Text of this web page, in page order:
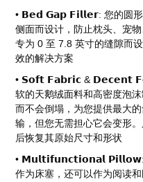
• 𝗕𝗲𝗱 𝗚𝗮𝗽 𝗙𝗶𝗹𝗹𝗲𝗿: 您的圆
侧面而设计，防止枕头、宠
专为 0 至 7.8 英寸的缝隙而
效的解决方案
• 𝗦𝗼𝗳𝘁 𝗙𝗮𝗯𝗿𝗶𝗰 & 𝗗𝗲𝗰𝗲𝗻𝘁
软的天鹅绒面料和高密度泡
而不会倒塌，为您提供最大
输，但您无需担心它会变形
后恢复其原始尺寸和形状
• 𝗠𝘂𝗹𝘁𝗶𝗳𝘂𝗻𝗰𝘁𝗶𝗼𝗻𝗮𝗹
作为床塞，还可以作为阅读